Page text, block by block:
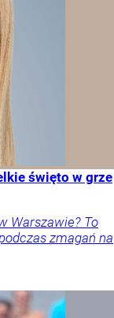
święto w grze
Warszawie? To
zmagań na